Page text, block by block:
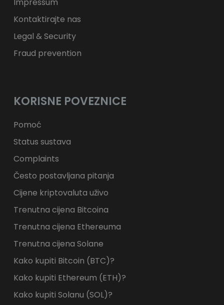
Impressum
Kontaktirajte nas
Legal & Security
Fraud prevention
KORISNE POVEZNICE
Pomoć
Status sustava
Complaints
Često postavljana pitanja
Cijene kriptovaluta uživo
Trenutna cijena Bitcoina
Trenutna cijena Ethereuma
Trenutna cijena Solane
Kako kupiti Bitcoin (BTC)?
Kako kupiti Ethereum (ETH)?
Kako kupiti Solanu (SOL)?